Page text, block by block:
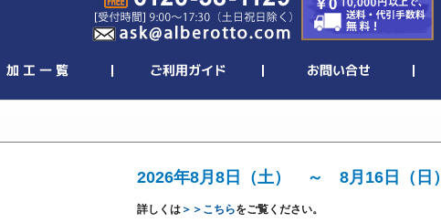
2026年8月8日（土） ～ 8月16日（日）
詳しくは＞＞こちらをご覧ください。